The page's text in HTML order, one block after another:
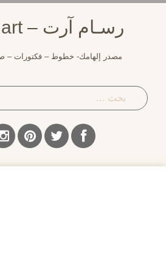
رسـام آرت – rassam art
مصدر إلهامك- خطوط – فكتورات –